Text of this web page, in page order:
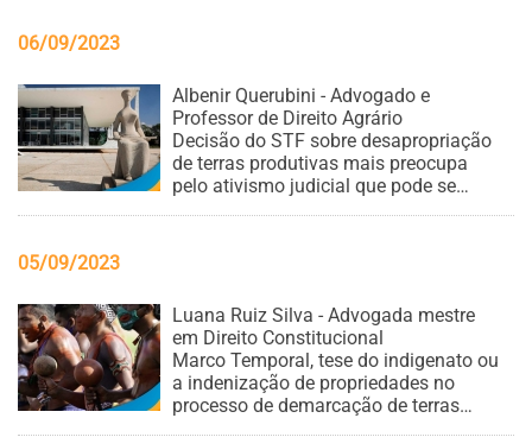
06/09/2023
Albenir Querubini - Advogado e
Professor de Direito Agrário
Decisão do STF sobre desapropriação
de terras produtivas mais preocupa
pelo ativismo judicial que pode se
05/09/2023
Luana Ruiz Silva - Advogada mestre
em Direito Constitucional
Marco Temporal, tese do indigenato ou
a indenização de propriedades no
processo de demarcação de terras